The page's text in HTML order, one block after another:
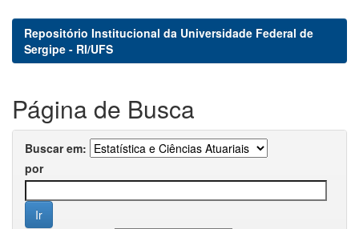
Repositório Institucional da Universidade Federal de
Sergipe - RI/UFS
Página de Busca
Buscar em:
por